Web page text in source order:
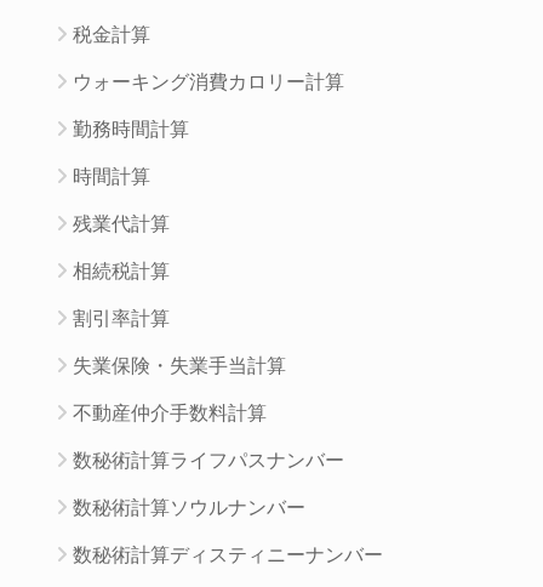
税金計算
ウォーキング消費カロリー計算
勤務時間計算
時間計算
残業代計算
相続税計算
割引率計算
失業保険・失業手当計算
不動産仲介手数料計算
数秘術計算ライフパスナンバー
数秘術計算ソウルナンバー
数秘術計算ディスティニーナンバー